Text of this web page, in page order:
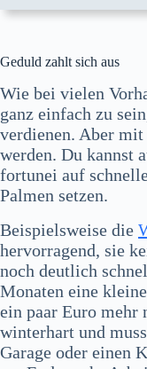
Geduld zahlt sich aus
Wie bei vielen
ganz einfach zu
verdienen. Aber
werden. Du kannst
fortunei auf
Palmen setzen.
Beispielsweise die
hervorragend, sie
noch deutlich
Monaten eine
ein paar Euro mehr
winterhart und
Garage oder einen